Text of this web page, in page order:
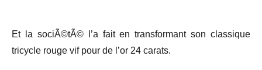
Et la sociÃ©tÃ© l’a fait en transformant son classique
tricycle rouge vif pour de l’or 24 carats.